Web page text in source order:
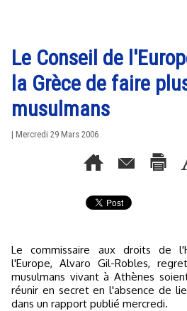
Le Conseil de
la Grèce de faire
musulmans
| Mercredi 29 Mars 2006
Le commissaire aux droits de l'Homme du Conseil de
l'Europe, Alvaro Gil-Robles,
musulmans vivant à Athènes
réunir en secret en l'absence de
dans un rapport publié mercredi.